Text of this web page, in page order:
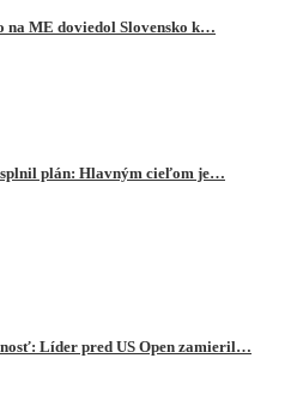
na ME doviedol Slovensko k…
plán: Hlavným cieľom je…
Líder pred US Open zamieril…